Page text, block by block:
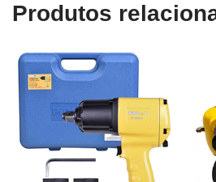
Produtos